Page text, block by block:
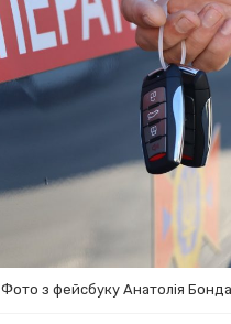
Фото з фейсбуку Анатолія